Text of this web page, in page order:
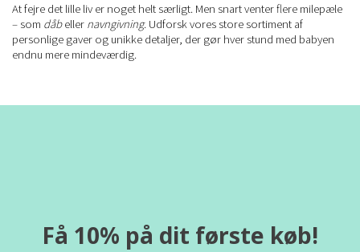
At fejre det lille liv er noget helt særligt. Men snart venter flere milepæle
– som dåbeller navngivning. Udforsk vores store sortiment af
personlige gaver og unikke detaljer, der gør hver stund med babyen
endnu mere mindeværdig.
Få 10% på dit første køb!